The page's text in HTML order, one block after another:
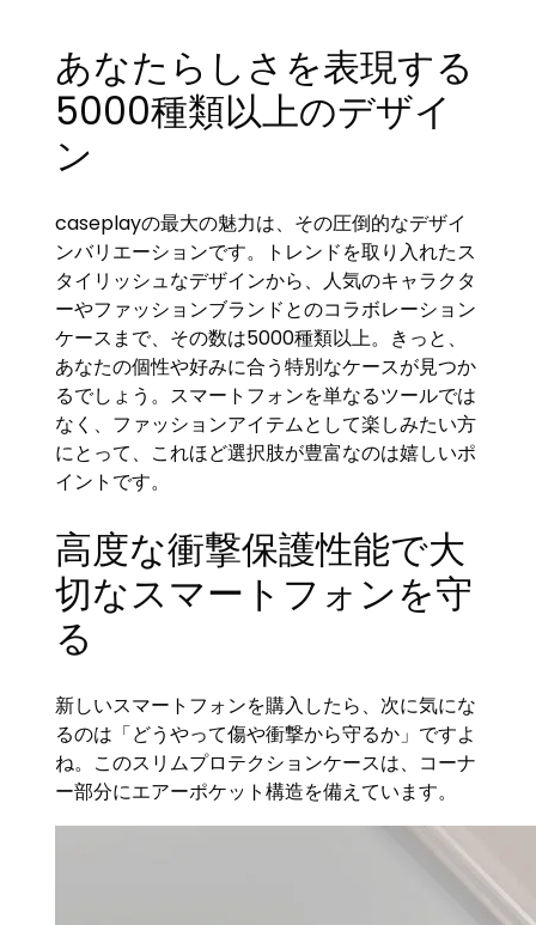
あなたらしさを表現する
5000種類以上のデザイ
ン
caseplayの最大の魅力は、その圧倒的なデザイ
ンバリエーションです。トレンドを取り入れたス
タイリッシュなデザインから、人気のキャラクタ
ーやファッションブランドとのコラボレーション
ケースまで、その数は5000種類以上。きっと、
あなたの個性や好みに合う特別なケースが見つか
るでしょう。スマートフォンを単なるツールでは
なく、ファッションアイテムとして楽しみたい方
にとって、これほど選択肢が豊富なのは嬉しいポ
イントです。
高度な衝撃保護性能で大
切なスマートフォンを守
る
新しいスマートフォンを購入したら、次に気にな
るのは「どうやって傷や衝撃から守るか」ですよ
ね。このスリムプロテクションケースは、コーナ
ー部分にエアーポケット構造を備えています。